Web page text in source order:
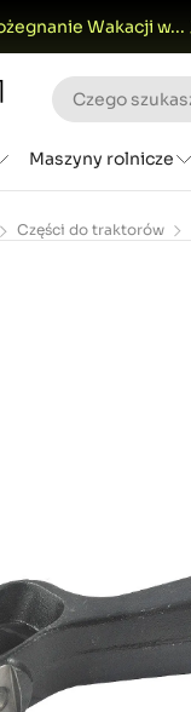
Wakacji w...
Maszyny rolnicze
Części do traktorów